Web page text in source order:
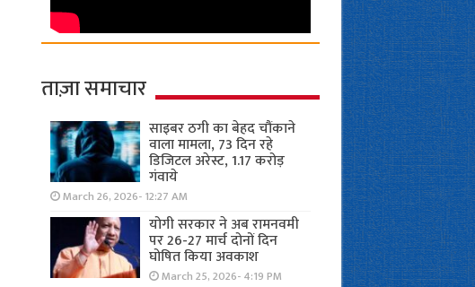
ताज़ा समाचार
साइबर ठगी का बेहद चौंकाने
वाला मामला, 73 दिन रहे
डिजिटल अरेस्ट, 1.17 करोड़
गंवाये
March 26, 2026- 12:27 AM
योगी सरकार ने अब रामनवमी
पर 26-27 मार्च दोनों दिन
घोषित किया अवकाश
March 25, 2026- 4:19 PM